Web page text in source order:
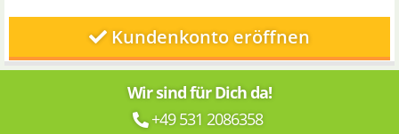
Kundenkonto eröffnen
Wir sind für Dich da!
+49 531 2086358